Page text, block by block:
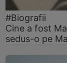
#Biografii
Cine a fost
sedus-o pe